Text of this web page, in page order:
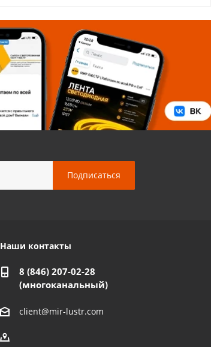
Наши контакты
8 (846) 207-02-28
(многоканальный)
client@mir-lustr.com